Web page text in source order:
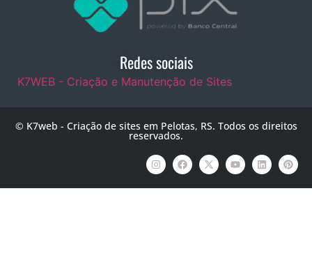
Redes sociais
K7WEB - Criação e Manutenção de Sites
© K7web - Criação de sites em Pelotas, RS. Todos os direitos
reservados.